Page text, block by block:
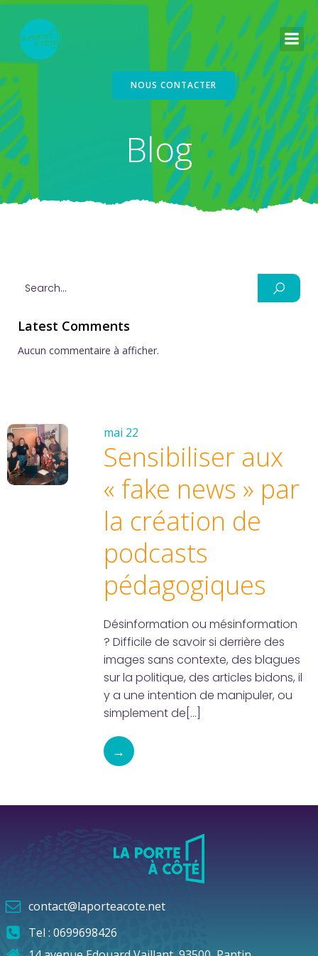
NOUS CONTACTER
Blog
Latest Comments
Aucun commentaire à afficher.
mai 22
Sensibiliser aux
« fake news » par
la création de
podcasts
pédagogiques
Désinformation ou mésinformation
? Difficile de savoir si derrière des
images sans contexte, des blagues
sur la politique, des articles bidons, il
y a une intention de manipuler, ou
simplement de[…]
→
contact@laporteacote.net
Tel : 0699698426